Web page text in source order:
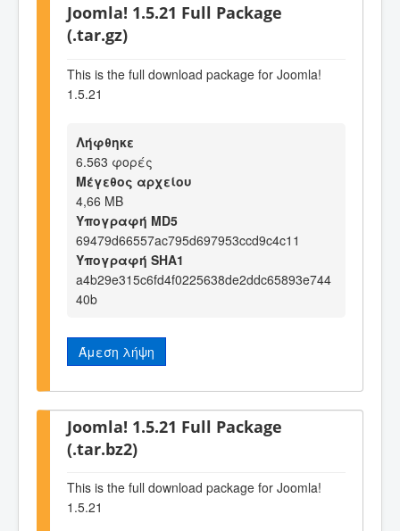
Joomla! 1.5.21 Full Package
(.tar.gz)
This is the full download package for Joomla!
1.5.21
Λήφθηκε
6.563 φορές
Μέγεθος αρχείου
4,66 MB
Υπογραφή MD5
69479d66557ac795d697953ccd9c4c11
Υπογραφή SHA1
a4b29e315c6fd4f0225638de2ddc65893e744
40b
Άμεση λήψη
Joomla! 1.5.21 Full Package
(.tar.bz2)
This is the full download package for Joomla!
1.5.21